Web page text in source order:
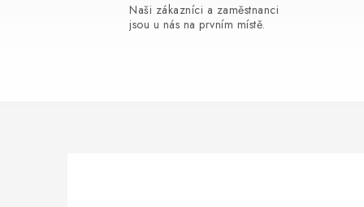
Naši zákazníci a zaměstnanci
jsou u nás na prvním místě.